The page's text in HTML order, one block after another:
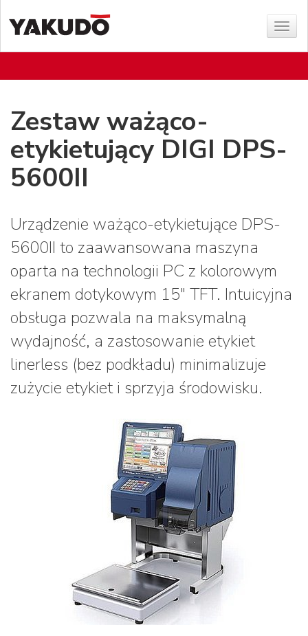
Show
menu
Zestaw ważąco-
etykietujący DIGI DPS-
5600II
Urządzenie ważąco-etykietujące DPS-
5600II to zaawansowana maszyna
oparta na technologii PC z kolorowym
ekranem dotykowym 15" TFT. Intuicyjna
obsługa pozwala na maksymalną
wydajność, a zastosowanie etykiet
linerless (bez podkładu) minimalizuje
zużycie etykiet i sprzyja środowisku.